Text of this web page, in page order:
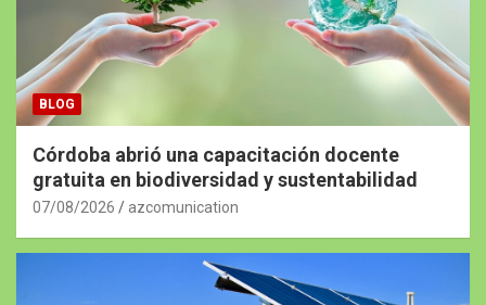
BLOG
Córdoba abrió una capacitación docente
gratuita en biodiversidad y sustentabilidad
07/08/2026 azcomunication